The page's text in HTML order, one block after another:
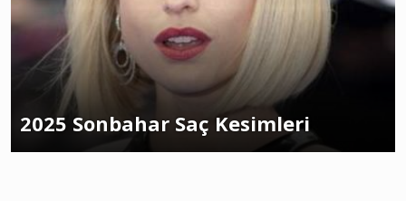
2025 Sonbahar Saç Kesimleri